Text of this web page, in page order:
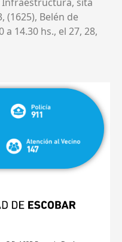
(1625), Belén de
14.30 hs., el 27, 28,